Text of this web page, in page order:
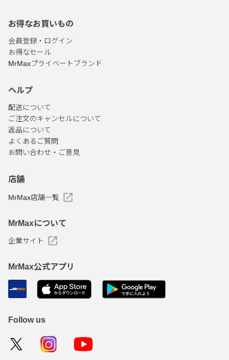
お得なお買いもの
会員登録・ログイン
お得なセール
MrMaxプライベートブランド
ヘルプ
配送について
ご注文のキャンセルについて
返品について
よくあるご質問
お問い合わせ・ご意見
店舗
MrMax店舗一覧
MrMaxについて
企業サイト
MrMax公式アプリ
Follow us